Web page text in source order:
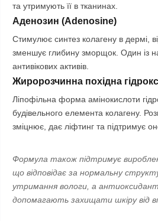
та утримують її в тканинах.
Аденозин (Adenosine)
Стимулює синтез колагену в дермі,
зменшує глибину зморщок. Один із
антивікових активів.
Жиророзчинна похідна
Ліпофільна форма амінокислоти
будівельного елемента колагену.
зміцнює, дає ліфтинг та підтримує
Формула також підтримує
що відповідає за нормальну
утримання вологи, а
допомагають захищати шкіру від